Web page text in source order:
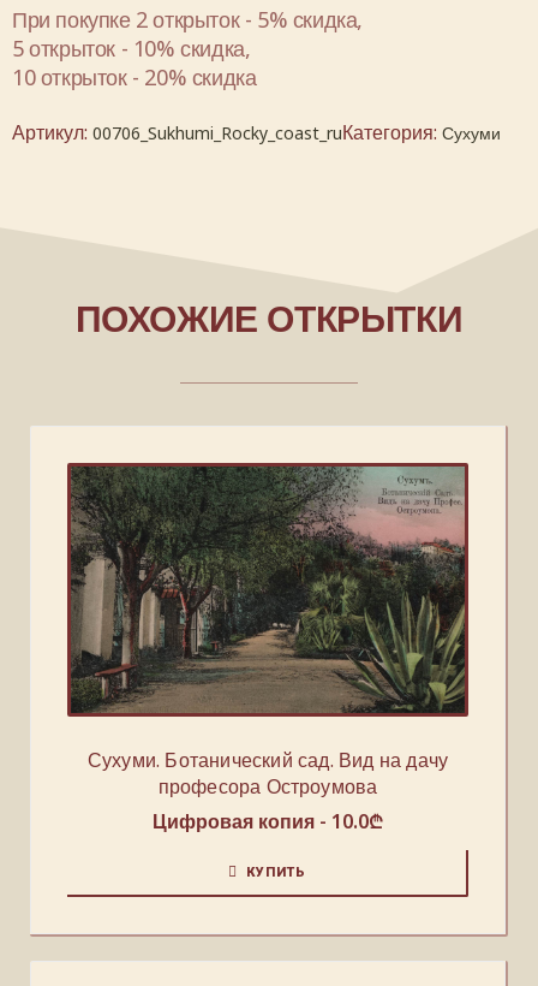
При покупке 2 открыток - 5% скидка,
5 открыток - 10% скидка,
10 открыток - 20% скидка
Артикул: 00706_Sukhumi_Rocky_coast_ruКатегория: Сухуми
ПОХОЖИЕ ОТКРЫТКИ
Сухуми. Ботанический сад. Вид на дачу
професора Остроумова
Цифровая копия - 10.0₾
КУПИТЬ